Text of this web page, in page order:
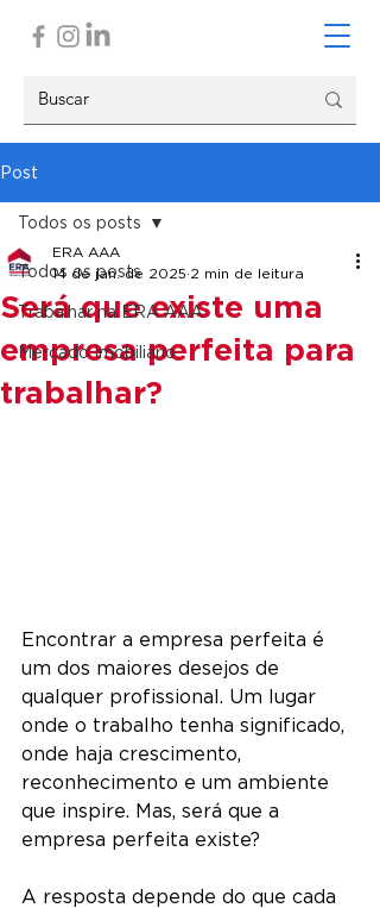
Post
Todos os posts
Trabalhar na ERA AAA
Mercado Imobiliário
Todos os posts
Será que existe uma
empresa perfeita para
trabalhar?
ERA AAA
14 de jan. de 2025 2 min de leitura
Encontrar a empresa perfeita é
um dos maiores desejos de
qualquer profissional. Um lugar
onde o trabalho tenha significado,
onde haja crescimento,
reconhecimento e um ambiente
que inspire. Mas, será que a
empresa perfeita existe?
A resposta depende do que cada